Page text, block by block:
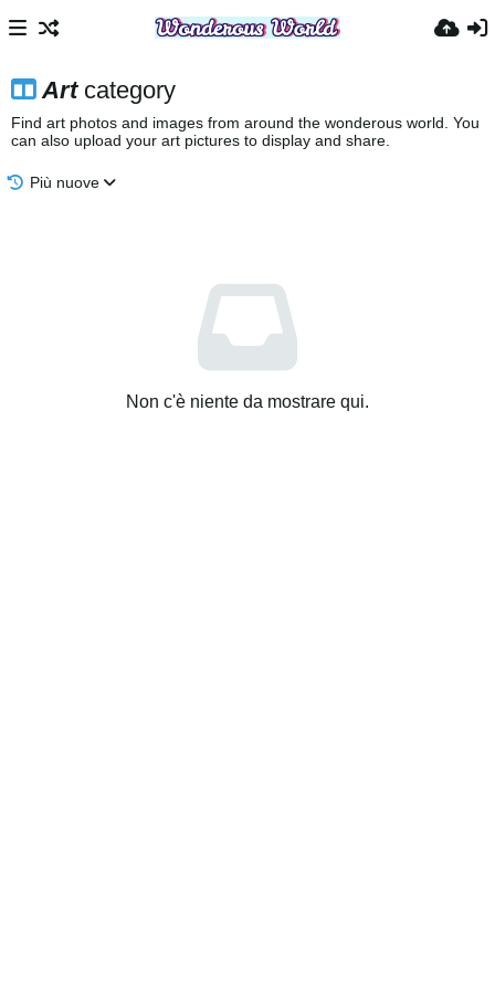
Artcategory
Find art photos and images from around the wonderous world. You
can also upload your art pictures to display and share.
Più nuove
Non c'è niente da mostrare qui.